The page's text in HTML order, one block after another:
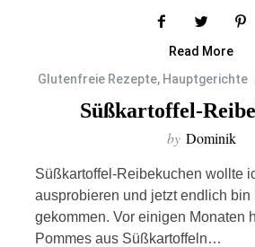
Read More
Glutenfreie Rezepte, Hauptgerichte
Süßkartoffel-
by Dominik
Süßkartoffel-Reibekuchen wollte
ausprobieren und jetzt endlich bin
gekommen. Vor einigen Monaten
Pommes aus Süßkartoffeln…